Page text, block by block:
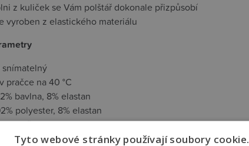
z kuliček se Vám polštář dokonale přizpůsobí
vyroben z elastického materiálu
pračce na 40 °C
bavlna, 8% elastan
polyester, 8% elastan
kuličky
cm
Tyto webové stránky používají soubory cookie.